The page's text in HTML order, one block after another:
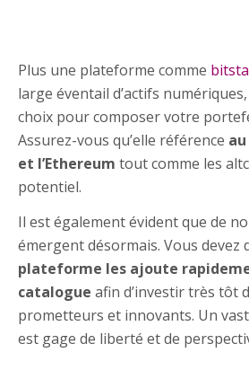
Plus une plateforme comme
large éventail d’actifs
choix pour composer votre
Assurez-vous qu’elle référence
et l’Ethereum tout comme les
potentiel.
Il est également évident que de
émergent désormais. Vous devez
plateforme les ajoute
catalogue afin d’investir très tôt
prometteurs et innovants. Un
est gage de liberté et de